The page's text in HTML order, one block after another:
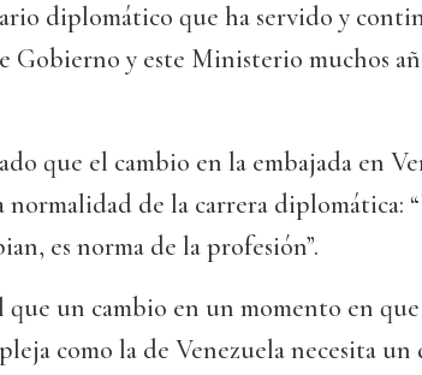
diplomático que ha servido y
Gobierno y este Ministerio muchos
que el cambio en la embajada en
de la carrera diplomática:
es norma de la profesión”.
que un cambio en un momento en
como la de Venezuela necesita